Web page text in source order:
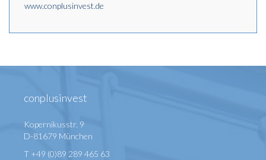
www.conplusinvest.de
conplusinvest
Kopernikusstr. 9
D-81679 München
T +49 (0)89 289 465 63